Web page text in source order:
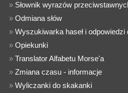
» Słownik wyrazów
»Odmiana słów
»Wyszukiwarka haseł i
»Opiekunki
»Translator Alfabetu Morse'a
»Zmiana czasu - informacje
»Wyliczanki do skakanki